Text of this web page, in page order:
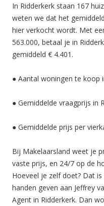
In Ridderkerk staan 167
weten we dat het
hier verkocht wordt. Met
563.000, betaal je in
gemiddeld € 4.401.
● Aantal woningen te koop
● Gemiddelde vraagprijs in
● Gemiddelde prijs per
Bij Makelaarsland weet je
vaste prijs, en 24/7 op de
Hoeveel je zelf doet? Dat
handen geven aan Jeffrey
Agent in Ridderkerk. Dan